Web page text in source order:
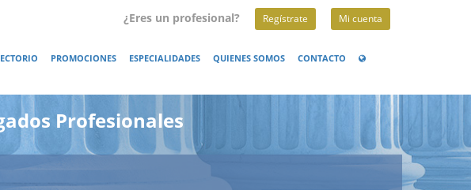
¿Eres un profesional? Regístrate Mi cuenta
PROMOCIONES ESPECIALIDADES QUIENES SOMOS CONTACTO
Profesionales